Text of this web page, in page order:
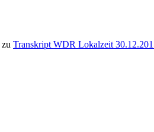
zu Transkript WDR Lokalzeit